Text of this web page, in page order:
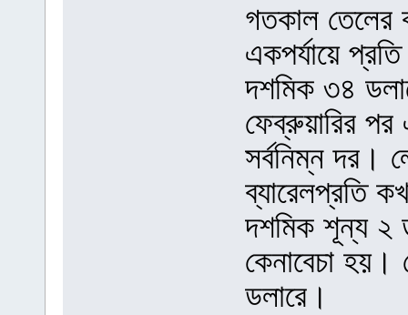
গতকাল তেলের
একপর্যায়ে
দশমিক ৩৪
ফেব্রুয়ারির পর
সর্বনিম্ন দর।
ব্যারেলপ্রতি
দশমিক শূন্য ২
কেনাবেচা
ডলারে।